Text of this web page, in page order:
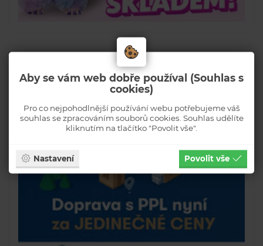
Aby se vám web dobře používal (Souhlas s
cookies)
Pro co nejpohodlnější používání webu potřebujeme váš
souhlas se zpracováním souborů cookies. Souhlas udělíte
kliknutím na tlačítko "Povolit vše".
Nastavení Povolit vše